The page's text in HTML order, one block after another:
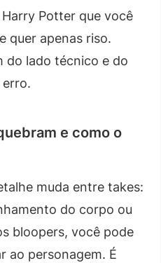
Potter que você
quer apenas riso.
do lado técnico e do
e como o
muda entre takes:
do corpo ou
bloopers, você pode
ao personagem. É